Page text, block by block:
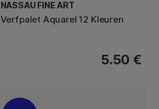
NASSAU FINE ART
Verfpalet Aquarel 12 Kleuren
5.50 €